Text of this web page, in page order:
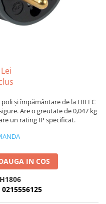
și împământare de la HILEC
Are o greutate de 0,047 kg
un rating IP specificat.
IN COS
H1806
0215556125